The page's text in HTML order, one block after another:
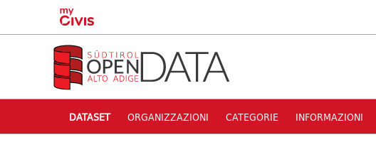
Skip to main content
DATASET ORGANIZZAZIONI CATEGORIE INFORMAZIONI